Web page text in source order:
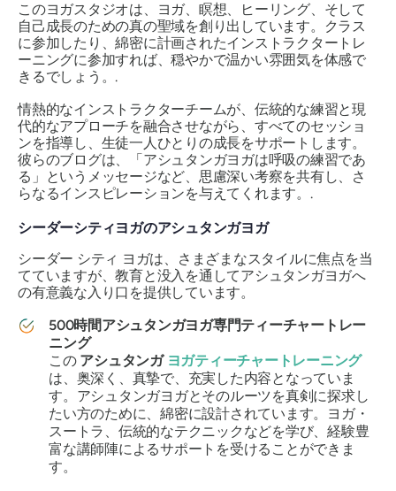
このヨガスタジオは、ヨガ、瞑想、ヒーリング、そして
自己成長のための真の聖域を創り出しています。クラス
に参加したり、綿密に計画されたインストラクタートレ
ーニングに参加すれば、穏やかで温かい雰囲気を体感で
きるでしょう。.
情熱的なインストラクターチームが、伝統的な練習と現
代的なアプローチを融合させながら、すべてのセッショ
ンを指導し、生徒一人ひとりの成長をサポートします。
彼らのブログは、「アシュタンガヨガは呼吸の練習であ
る」というメッセージなど、思慮深い考察を共有し、さ
らなるインスピレーションを与えてくれます。.
シーダーシティヨガのアシュタンガヨガ
シーダー シティ ヨガは、さまざまなスタイルに焦点を当
てていますが、教育と没入を通してアシュタンガヨガへ
の有意義な入り口を提供しています。
500時間アシュタンガヨガ専門ティーチャートレー
ニング
この アシュタンガ ヨガティーチャートレーニング
は、奥深く、真摯で、充実した内容となっていま
す。アシュタンガヨガとそのルーツを真剣に探求し
たい方のために、綿密に設計されています。ヨガ・
スートラ、伝統的なテクニックなどを学び、経験豊
富な講師陣によるサポートを受けることができま
す。